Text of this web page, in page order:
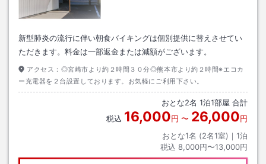
新型肺炎の流行に伴い朝食バイキングは個別提供に替えさせてい
ただきます。料金は一部返金または減額がございます。
アクセス： ◎宮崎市より約２時間３０分◎熊本市より約２時間※エコカ
ー充電器を２台設置しております。お気軽にご利用下さい。
おとな2名 1泊1部屋 合計
税込 16,000円 〜 26,000円
おとな1名 (2名1室)｜ 1泊
税込 8,000円〜13,000円